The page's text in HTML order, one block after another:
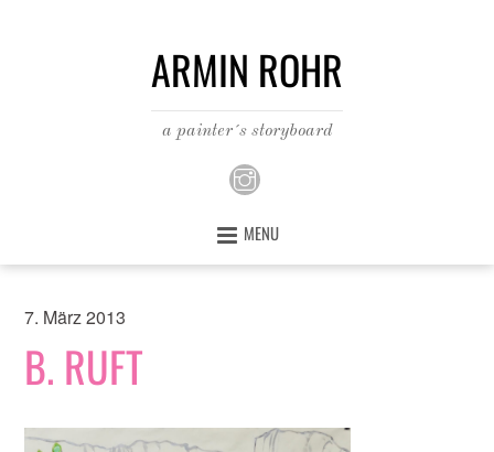
ARMIN ROHR
a painter´s storyboard
MENU
7. März 2013
B. RUFT